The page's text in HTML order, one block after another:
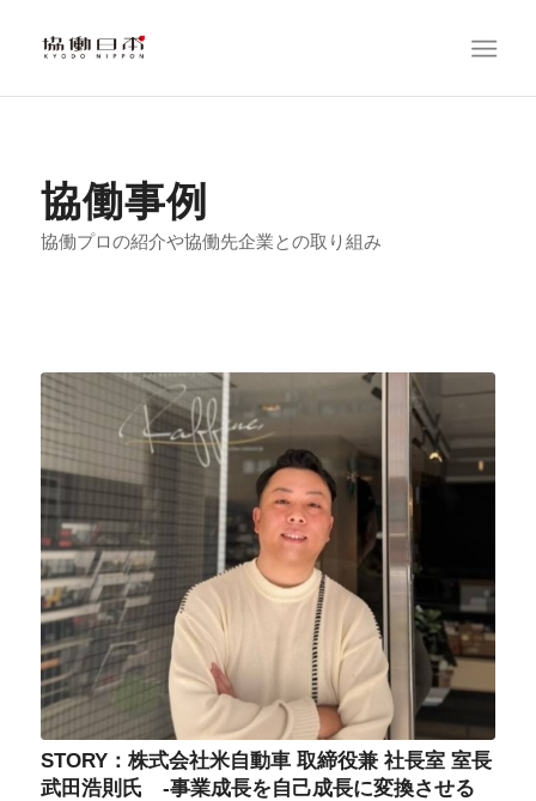
協働事例
協働プロの紹介や協働先企業との取り組み
STORY：株式会社米自動車 取締役兼 社長室 室長
武田浩則氏 -事業成長を自己成長に変換させる